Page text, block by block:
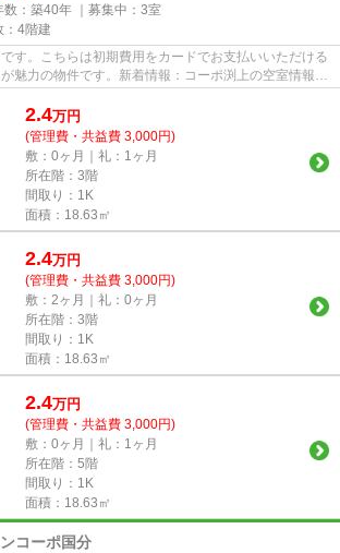
数：築40年 ｜募集中： 3室
：4階建
す。こちらは初期費用をカードでお支払いいただける
魅力の物件です。新着情報：コーポ渕上の空室情報な
の...
2.4万円
(管理費・共益費 3,000円)
敷：0ヶ月｜礼：1ヶ月
所在階：3階
間取り：1K
面積：18.63㎡
2.4万円
(管理費・共益費 3,000円)
敷：2ヶ月｜礼：0ヶ月
所在階：3階
間取り：1K
面積：18.63㎡
2.4万円
(管理費・共益費 3,000円)
敷：0ヶ月｜礼：1ヶ月
所在階：5階
間取り：1K
面積：18.63㎡
コーポ国分